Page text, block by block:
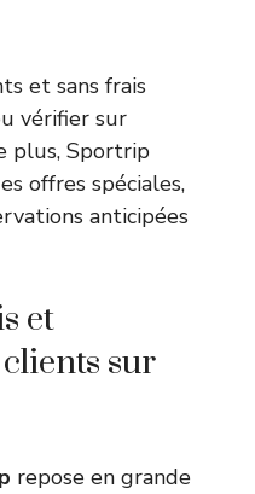
et sans frais
vérifier sur
plus, Sportrip
offres spéciales,
anticipées
et
sur
repose en grande